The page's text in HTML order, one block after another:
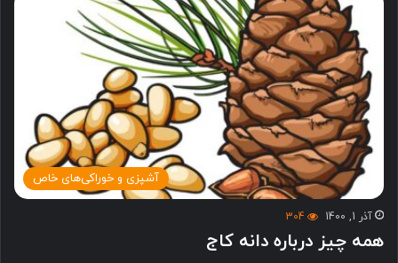
آشپزی و خوراکی‌های خاص
آذر 1, 1400 304
همه چیز درباره دانه کاج